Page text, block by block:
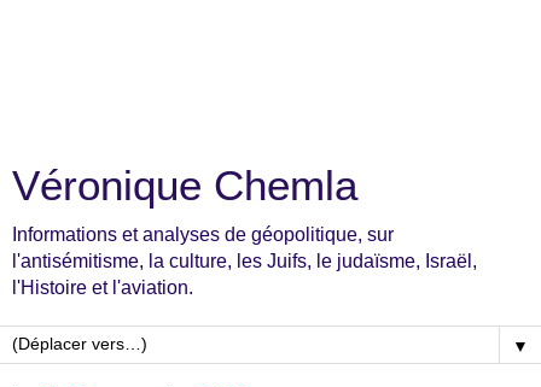
Véronique Chemla
Informations et analyses de géopolitique, sur
l'antisémitisme, la culture, les Juifs, le judaïsme, Israël,
l'Histoire et l'aviation.
▼